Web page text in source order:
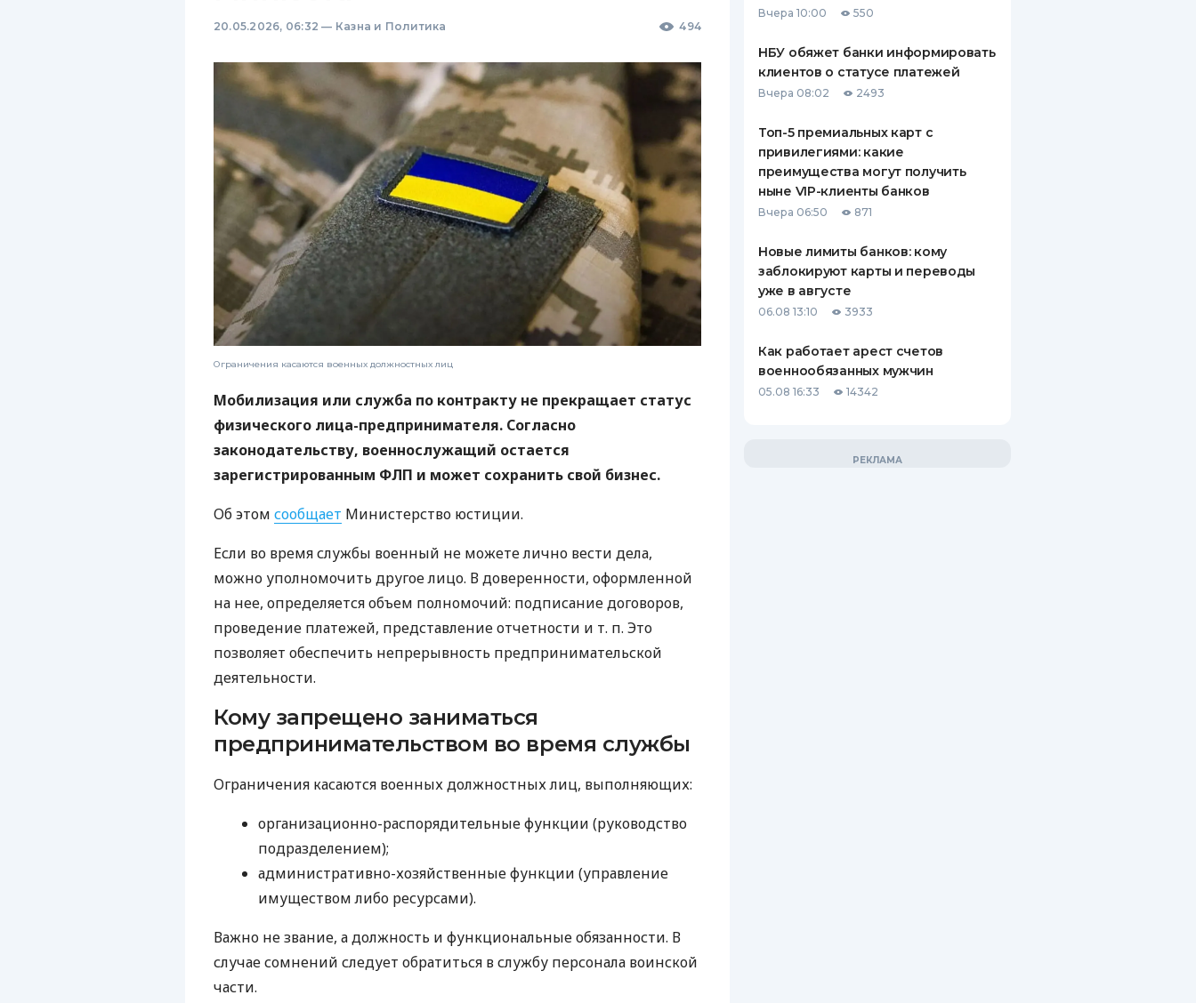
ЕЖЕМЕСЯЧНЫЙ ОБЗОР
ПУТЕВОДИТЕЛИ ПО
БАНКОВСКИМ КАРТАМ
СТРАХОВАНИЮ
ВСЕ СТРАХОВЫЕ ПОЛИСЫ
ОТЗЫВЫ О СТРАХОВЫХ
КОМПАНИЯХ
20.05.2026, 06:32 — Казна и Политика 494
Ограничения касаются военных должностных лиц
Мобилизация или служба по контракту не прекращает статус
физического лица-предпринимателя. Согласно
законодательству, военнослужащий остается
зарегистрированным ФЛП и может сохранить свой бизнес.
Об этом сообщает Министерство юстиции.
Если во время службы военный не можете лично вести дела,
можно уполномочить другое лицо. В доверенности, оформленной
на нее, определяется объем полномочий: подписание договоров,
проведение платежей, представление отчетности и т. п. Это
позволяет обеспечить непрерывность предпринимательской
деятельности.
Кому запрещено заниматься
предпринимательством во время службы
Ограничения касаются военных должностных лиц, выполняющих:
организационно-распорядительные функции (руководство
подразделением);
административно-хозяйственные функции (управление
имуществом либо ресурсами).
Важно не звание, а должность и функциональные обязанности. В
случае сомнений следует обратиться в службу персонала воинской
части.
Вчера 10:00 550
НБУ обяжет банки информировать
клиентов о статусе платежей
Вчера 08:02 2493
Топ-5 премиальных карт с
привилегиями: какие
преимущества могут получить
ныне VIP-клиенты банков
Вчера 06:50 871
Новые лимиты банков: кому
заблокируют карты и переводы
уже в августе
06.08 13:10 3933
Как работает арест счетов
военнообязанных мужчин
05.08 16:33 14342